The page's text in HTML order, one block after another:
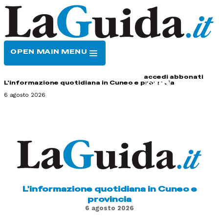
OPEN MAIN MENU
accedi abbonati
L'informazione quotidiana in Cuneo e provincia
6 agosto 2026
L'informazione quotidiana in Cuneo e
provincia
6 agosto 2026